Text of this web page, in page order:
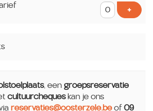
+Voeg
, een groepsreservatie
cultuurchequeskan je ons
reservaties@oosterzele.be of 09